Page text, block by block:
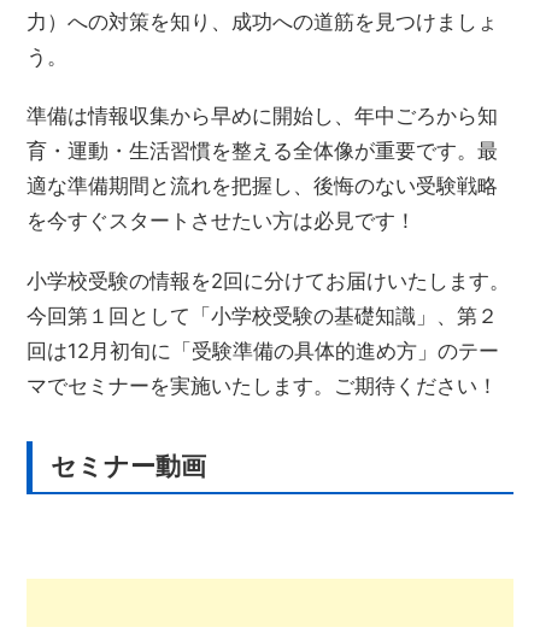
力）への対策を知り、成功への道筋を見つけましょ
う。
準備は情報収集から早めに開始し、年中ごろから知
育・運動・生活習慣を整える全体像が重要です。最
適な準備期間と流れを把握し、後悔のない受験戦略
を今すぐスタートさせたい方は必見です！
小学校受験の情報を2回に分けてお届けいたします。
今回第１回として「小学校受験の基礎知識」、第２
回は12月初旬に「受験準備の具体的進め方」のテー
マでセミナーを実施いたします。ご期待ください！
セミナー動画